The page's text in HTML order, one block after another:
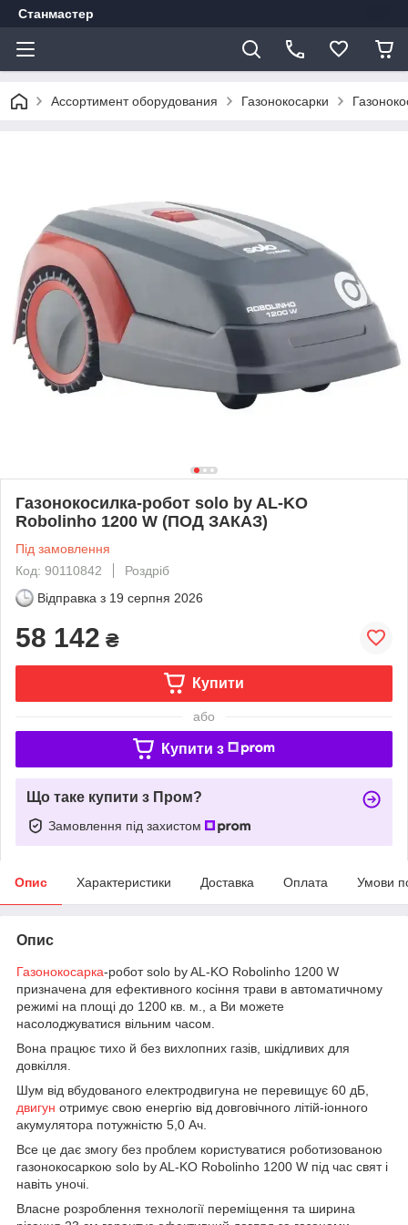
Станмастер
Ассортимент оборудования Газонокосарки
Газонокосилка-робот solo by AL-KO
Robolinho 1200 W (ПОД ЗАКАЗ)
Під замовлення
Код: 90110842
Роздріб
Відправка з 19 серпня 2026
58 142 ₴
Купити
або
Купити з
Що таке купити з Пром?
Замовлення під захистом
Опис Характеристики Доставка Оплата Умови
Опис
Газонокосарка-робот solo by AL-KO Robolinho 1200 W
призначена для ефективного косіння трави в автоматичному
режимі на площі до 1200 кв. м., а Ви можете
насолоджуватися вільним часом.
Вона працює тихо й без вихлопних газів, шкідливих для
довкілля.
Шум від вбудованого електродвигуна не перевищує 60 дБ,
двигун отримує свою енергію від довговічного літій-іонного
акумулятора потужністю 5,0 Ач.
Все це дає змогу без проблем користуватися роботизованою
газонокосаркою solo by AL-KO Robolinho 1200 W під час свят і
навіть уночі.
Власне розроблення технології переміщення та ширина